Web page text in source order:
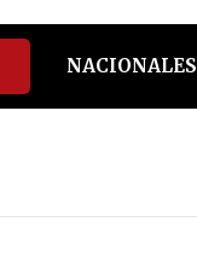
NACIONALES